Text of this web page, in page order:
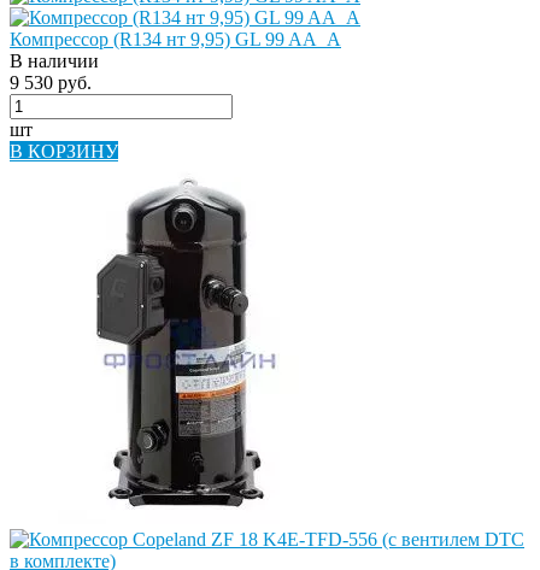
Компрессор (R134 нт 9,95) GL 99 AA_A
В наличии
9 530 руб.
шт
В КОРЗИНУ